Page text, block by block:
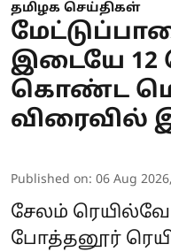
தமிழக செய்திகள்
இடையே 12
கொண்ட
விரைவில்
Published on: 06 Aug
சேலம்
போத்தனூர்